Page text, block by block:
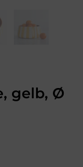
gelb, Ø